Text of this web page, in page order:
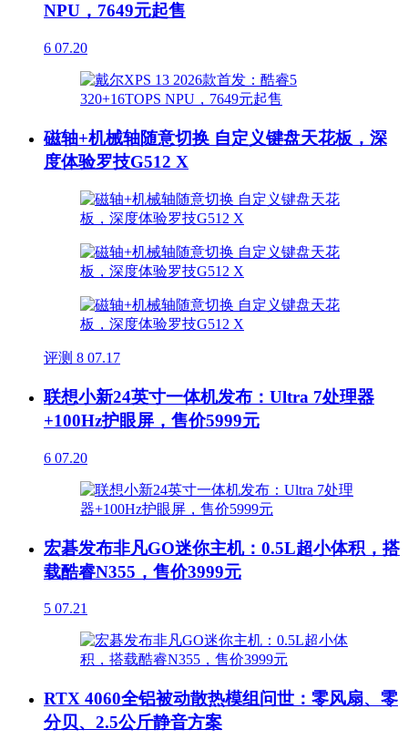
NPU，7649元起售
6 07.20
磁轴+机械轴随意切换 自定义键盘天花板，深
度体验罗技G512 X
评测 8 07.17
联想小新24英寸一体机发布：Ultra 7处理器
+100Hz护眼屏，售价5999元
6 07.20
宏碁发布非凡GO迷你主机：0.5L超小体积，搭
载酷睿N355，售价3999元
5 07.21
RTX 4060全铝被动散热模组问世：零风扇、零
分贝、2.5公斤静音方案